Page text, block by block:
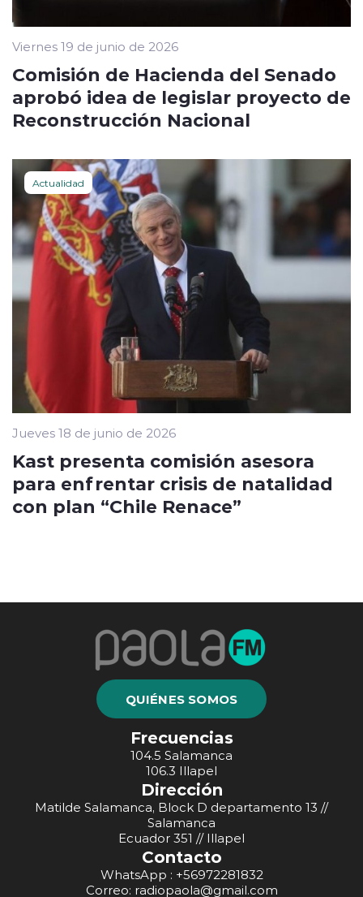
Viernes 19 de junio de 2026
Comisión de Hacienda del Senado
aprobó idea de legislar proyecto de
Reconstrucción Nacional
Actualidad
Jueves 18 de junio de 2026
Kast presenta comisión asesora
para enfrentar crisis de natalidad
con plan “Chile Renace”
QUIÉNES SOMOS
Frecuencias
104.5 Salamanca
106.3 Illapel
Dirección
Matilde Salamanca, Block D departamento 13 //
Salamanca
Ecuador 351 // Illapel
Contacto
WhatsApp : +56972281832
Correo: radiopaola@gmail.com